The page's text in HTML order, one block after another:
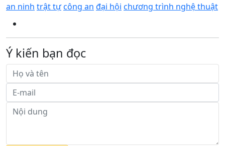
an ninh trật tựcông an đại hội chương trình nghệ thuật
Ý kiến bạn đọc